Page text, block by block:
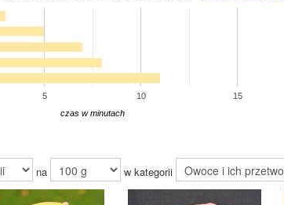
5 10 15
czas w minutach
na w kategorii